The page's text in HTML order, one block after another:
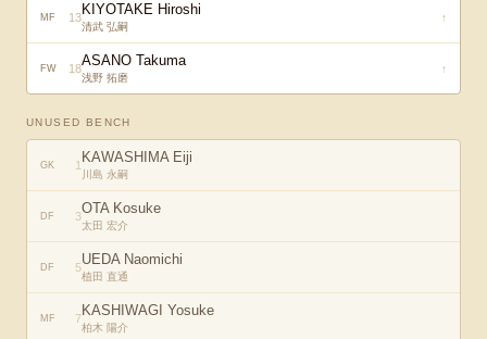
MF 13KIYOTAKE Hiroshi
清武 弘嗣
↑
FW 18ASANO Takuma
浅野 拓磨
↑
UNUSED BENCH
GK 1 KAWASHIMA Eiji
川島 永嗣
DF 3OTA Kosuke
太田 宏介
DF 5UEDA Naomichi
植田 直通
MF 7KASHIWAGI Yosuke
柏木 陽介